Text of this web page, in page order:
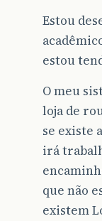
Estou
estou
O meu
loja de
se existe
irá
que não
existem